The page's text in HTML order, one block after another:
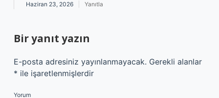
Haziran 23, 2026 Yanıtla
Bir yanıt yazın
E-posta adresiniz yayınlanmayacak. Gerekli alanlar
* ile işaretlenmişlerdir
Yorum